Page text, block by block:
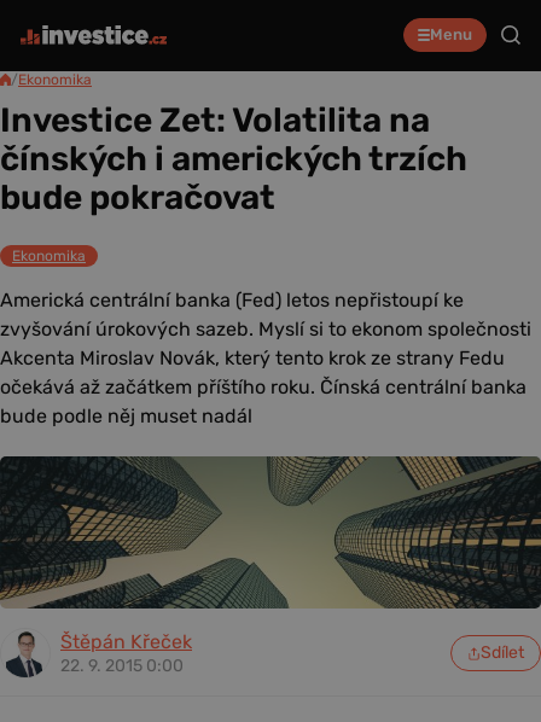
Menu
/Ekonomika
Investice Zet: Volatilita na
čínských i amerických trzích
bude pokračovat
Ekonomika
Americká centrální banka (Fed) letos nepřistoupí ke
zvyšování úrokových sazeb. Myslí si to ekonom společnosti
Akcenta Miroslav Novák, který tento krok ze strany Fedu
očekává až začátkem příštího roku. Čínská centrální banka
bude podle něj muset nadál
Štěpán Křeček
22. 9. 2015 0:00
Sdílet